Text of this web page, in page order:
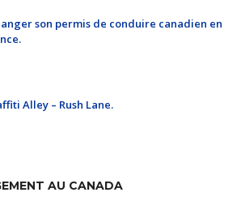
son permis de conduire canadien en
Alley – Rush Lane.
AU CANADA